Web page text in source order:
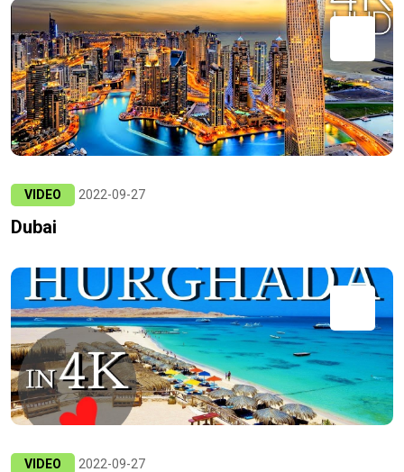
VIDEO 2022-09-27
Dubai
VIDEO 2022-09-27